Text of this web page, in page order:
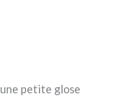
peti­te glo­se